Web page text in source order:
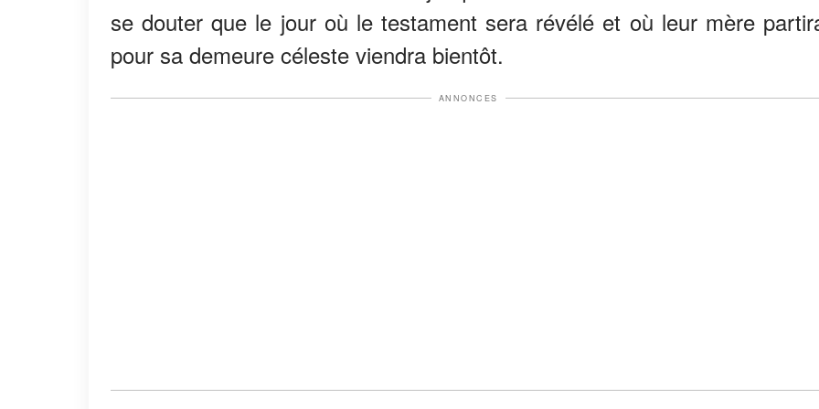
se douter que le jour où le testament sera révélé et où leur mère
pour sa demeure céleste viendra bientôt.
ANNONCES